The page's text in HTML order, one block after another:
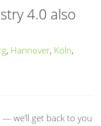
4.0 also
, Hannover, Köln,
we’ll get back to you